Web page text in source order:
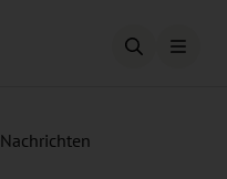
Suche
Nachrichten